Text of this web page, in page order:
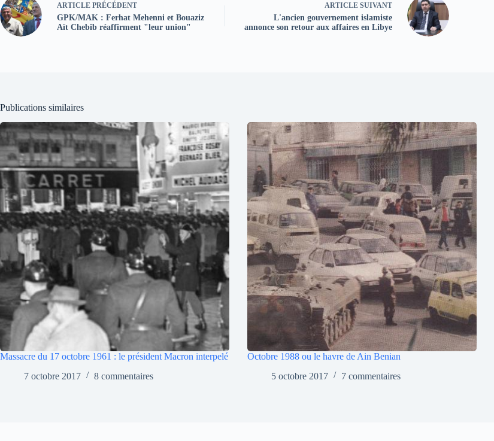
ARTICLE PRÉCÉDENT
GPK/MAK : Ferhat Mehenni et Bouaziz
Aït Chebib réaffirment "leur union"
ARTICLE SUIVANT
L'ancien gouvernement islamiste
annonce son retour aux affaires en Libye
Publications similaires
Massacre du 17 octobre 1961 : le président Macron interpelé
7 octobre 2017
8 commentaires
Octobre 1988 ou le havre de Ain Benian
5 octobre 2017
7 commentaires